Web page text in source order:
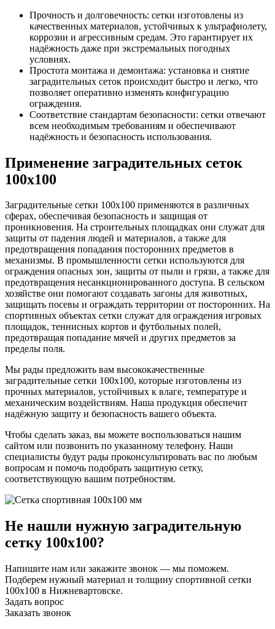
Прочность и долговечность: сетки изготовлены из
качественных материалов, устойчивых к ультрафиолету,
коррозии и агрессивным средам. Это гарантирует их
надёжность даже при экстремальных погодных
условиях.
Простота монтажа и демонтажа: установка и снятие
заградительных сеток происходит быстро и легко, что
позволяет оперативно изменять конфигурацию
ограждения.
Соответствие стандартам безопасности: сетки отвечают
всем необходимым требованиям и обеспечивают
надёжность и безопасность использования.
Применение заградительных сеток
100х100
Заградительные сетки 100х100 применяются в различных
сферах, обеспечивая безопасность и защищая от
проникновения. На строительных площадках они служат для
защиты от падения людей и материалов, а также для
предотвращения попадания посторонних предметов в
механизмы. В промышленности сетки используются для
ограждения опасных зон, защиты от пыли и грязи, а также для
предотвращения несанкционированного доступа. В сельском
хозяйстве они помогают создавать загоны для животных,
защищать посевы и ограждать территории от посторонних. На
спортивных объектах сетки служат для ограждения игровых
площадок, теннисных кортов и футбольных полей,
предотвращая попадание мячей и других предметов за
пределы поля.
Мы рады предложить вам высококачественные
заградительные сетки 100х100, которые изготовлены из
прочных материалов, устойчивых к влаге, температуре и
механическим воздействиям. Наша продукция обеспечит
надёжную защиту и безопасность вашего объекта.
Чтобы сделать заказ, вы можете воспользоваться нашим
сайтом или позвонить по указанному телефону. Наши
специалисты будут рады проконсультировать вас по любым
вопросам и помочь подобрать защитную сетку,
соответствующую вашим потребностям.
Не нашли нужную заградительную
сетку 100х100?
Напишите нам или закажите звонок — мы поможем.
Подберем нужный материал и толщину спортивной сетки
100х100 в Нижневартовске.
Задать вопрос
Заказать звонок